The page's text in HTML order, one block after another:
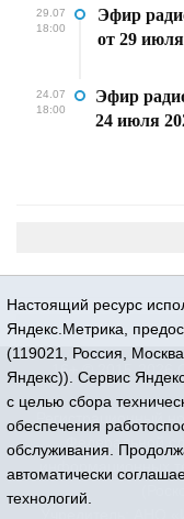
29.07
18:00
Эфир
от 29 июля
24.07
18:00
Эфир
24 июля
16+ © 2015-2026
Регистрационный
Федеральной
Настоящий ресурс
Яндекс.Метрика,
(119021, Россия,
Яндекс)). Сервис
с целью сбора
обеспечения
обслуживания.
автоматически
технологий.